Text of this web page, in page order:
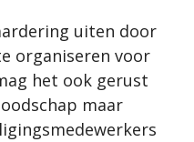
uiten door
organiseren voor
het ook gerust
maar